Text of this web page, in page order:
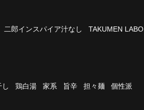
二郎インスパイア汁なし
TAKUMEN LABO
し 鶏白湯 家系 旨辛 担々麺
個性派